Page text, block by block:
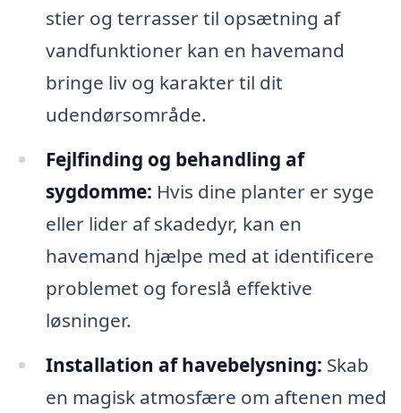
stier og terrasser til opsætning af
vandfunktioner kan en havemand
bringe liv og karakter til dit
udendørsområde.
Fejlfinding og behandling af
sygdomme: Hvis dine planter er syge
eller lider af skadedyr, kan en
havemand hjælpe med at identificere
problemet og foreslå effektive
løsninger.
Installation af havebelysning: Skab
en magisk atmosfære om aftenen med